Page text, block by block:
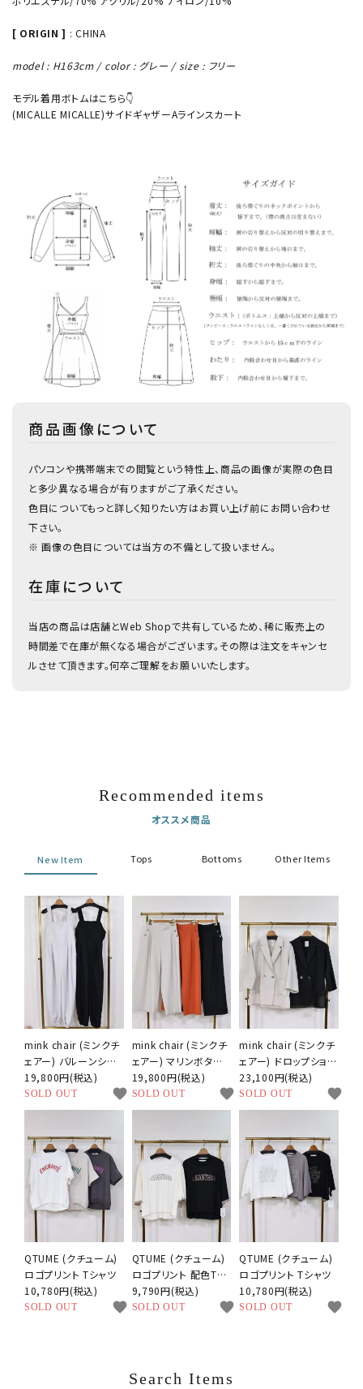
[ ORIGIN ] : CHINA
model : H163cm / color : グレー / size : フリー
モデル着用ボトムはこちら👇
(MICALLE MICALLE)サイドギャザーAラインスカート
商品画像について
パソコンや携帯端末での閲覧という特性上、商品の画像が実際の色目
と多少異なる場合が有りますがご了承ください。
色目についてもっと詳しく知りたい方はお買い上げ前にお問い合わせ
下さい。
※ 画像の色目については当方の不備として扱いません。
在庫について
当店の商品は店舗とWeb Shopで共有しているため、稀に販売上の
時間差で在庫が無くなる場合がございます。その際は注文をキャンセ
ルさせて頂きます。何卒ご理解をお願いいたします。
Recommended items
オススメ商品
New Item Tops Bottoms Other Items
mink chair (ミンクチ
ェアー) バルーンシル
エット サロペット
19,800円(税込)
SOLD OUT favorite
mink chair (ミンクチ
ェアー) マリンボタン
タックパンツ
19,800円(税込)
SOLD OUT favorite
mink chair (ミンクチ
ェアー) ドロップショル
ダー ハーフスリーブ
ジャケット
23,100円(税込)
SOLD OUT favorite
QTUME (クチューム)
ロゴプリント Tシャツ
10,780円(税込)
SOLD OUT favorite
QTUME (クチューム)
ロゴプリント 配色Tシ
ャツ
9,790円(税込)
SOLD OUT favorite
QTUME (クチューム)
ロゴプリント Tシャツ
10,780円(税込)
SOLD OUT favorite
Search Items